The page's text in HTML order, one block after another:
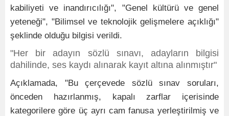
kabiliyeti ve inandırıcılığı", "Genel kültürü ve genel
yeteneği", "Bilimsel ve teknolojik gelişmelere açıklığı"
şeklinde olduğu bilgisi verildi.
"Her bir adayın sözlü sınavı, adayların bilgisi
dahilinde, ses kaydı alınarak kayıt altına alınmıştır"
Açıklamada, "Bu çerçevede sözlü sınav soruları,
önceden hazırlanmış, kapalı zarflar içerisinde
kategorilere göre üç ayrı cam fanusa yerleştirilmiş ve